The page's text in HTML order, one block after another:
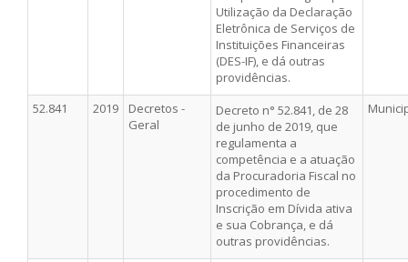
Utilização da Declaração
Eletrônica de Serviços de
Instituições Financeiras
(DES-IF), e dá outras
providências.
52.841 2019
Decretos -
Geral
Decreto n° 52.841, de 28
de junho de 2019, que
regulamenta a
competência e a atuação
da Procuradoria Fiscal no
procedimento de
Inscrição em Dívida ativa
e sua Cobrança, e dá
outras providências.